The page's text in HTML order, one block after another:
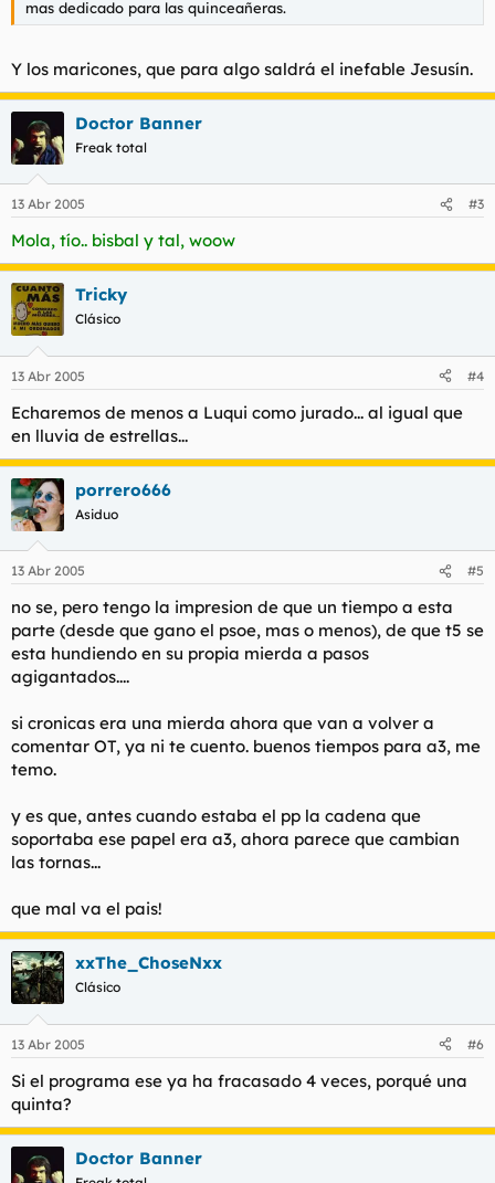
mas dedicado para las quinceañeras.
Y los maricones, que para algo saldrá el inefable Jesusín.
Doctor Banner
Freak total
13 Abr 2005 #3
Mola, tío.. bisbal y tal, woow
Tricky
Clásico
13 Abr 2005 #4
Echaremos de menos a Luqui como jurado... al igual que
en lluvia de estrellas...
porrero666
Asiduo
13 Abr 2005 #5
no se, pero tengo la impresion de que un tiempo a esta
parte (desde que gano el psoe, mas o menos), de que t5 se
esta hundiendo en su propia mierda a pasos
agigantados....
si cronicas era una mierda ahora que van a volver a
comentar OT, ya ni te cuento. buenos tiempos para a3, me
temo.
y es que, antes cuando estaba el pp la cadena que
soportaba ese papel era a3, ahora parece que cambian
las tornas...
que mal va el pais!
xxThe_ChoseNxx
Clásico
13 Abr 2005 #6
Si el programa ese ya ha fracasado 4 veces, porqué una
quinta?
Doctor Banner